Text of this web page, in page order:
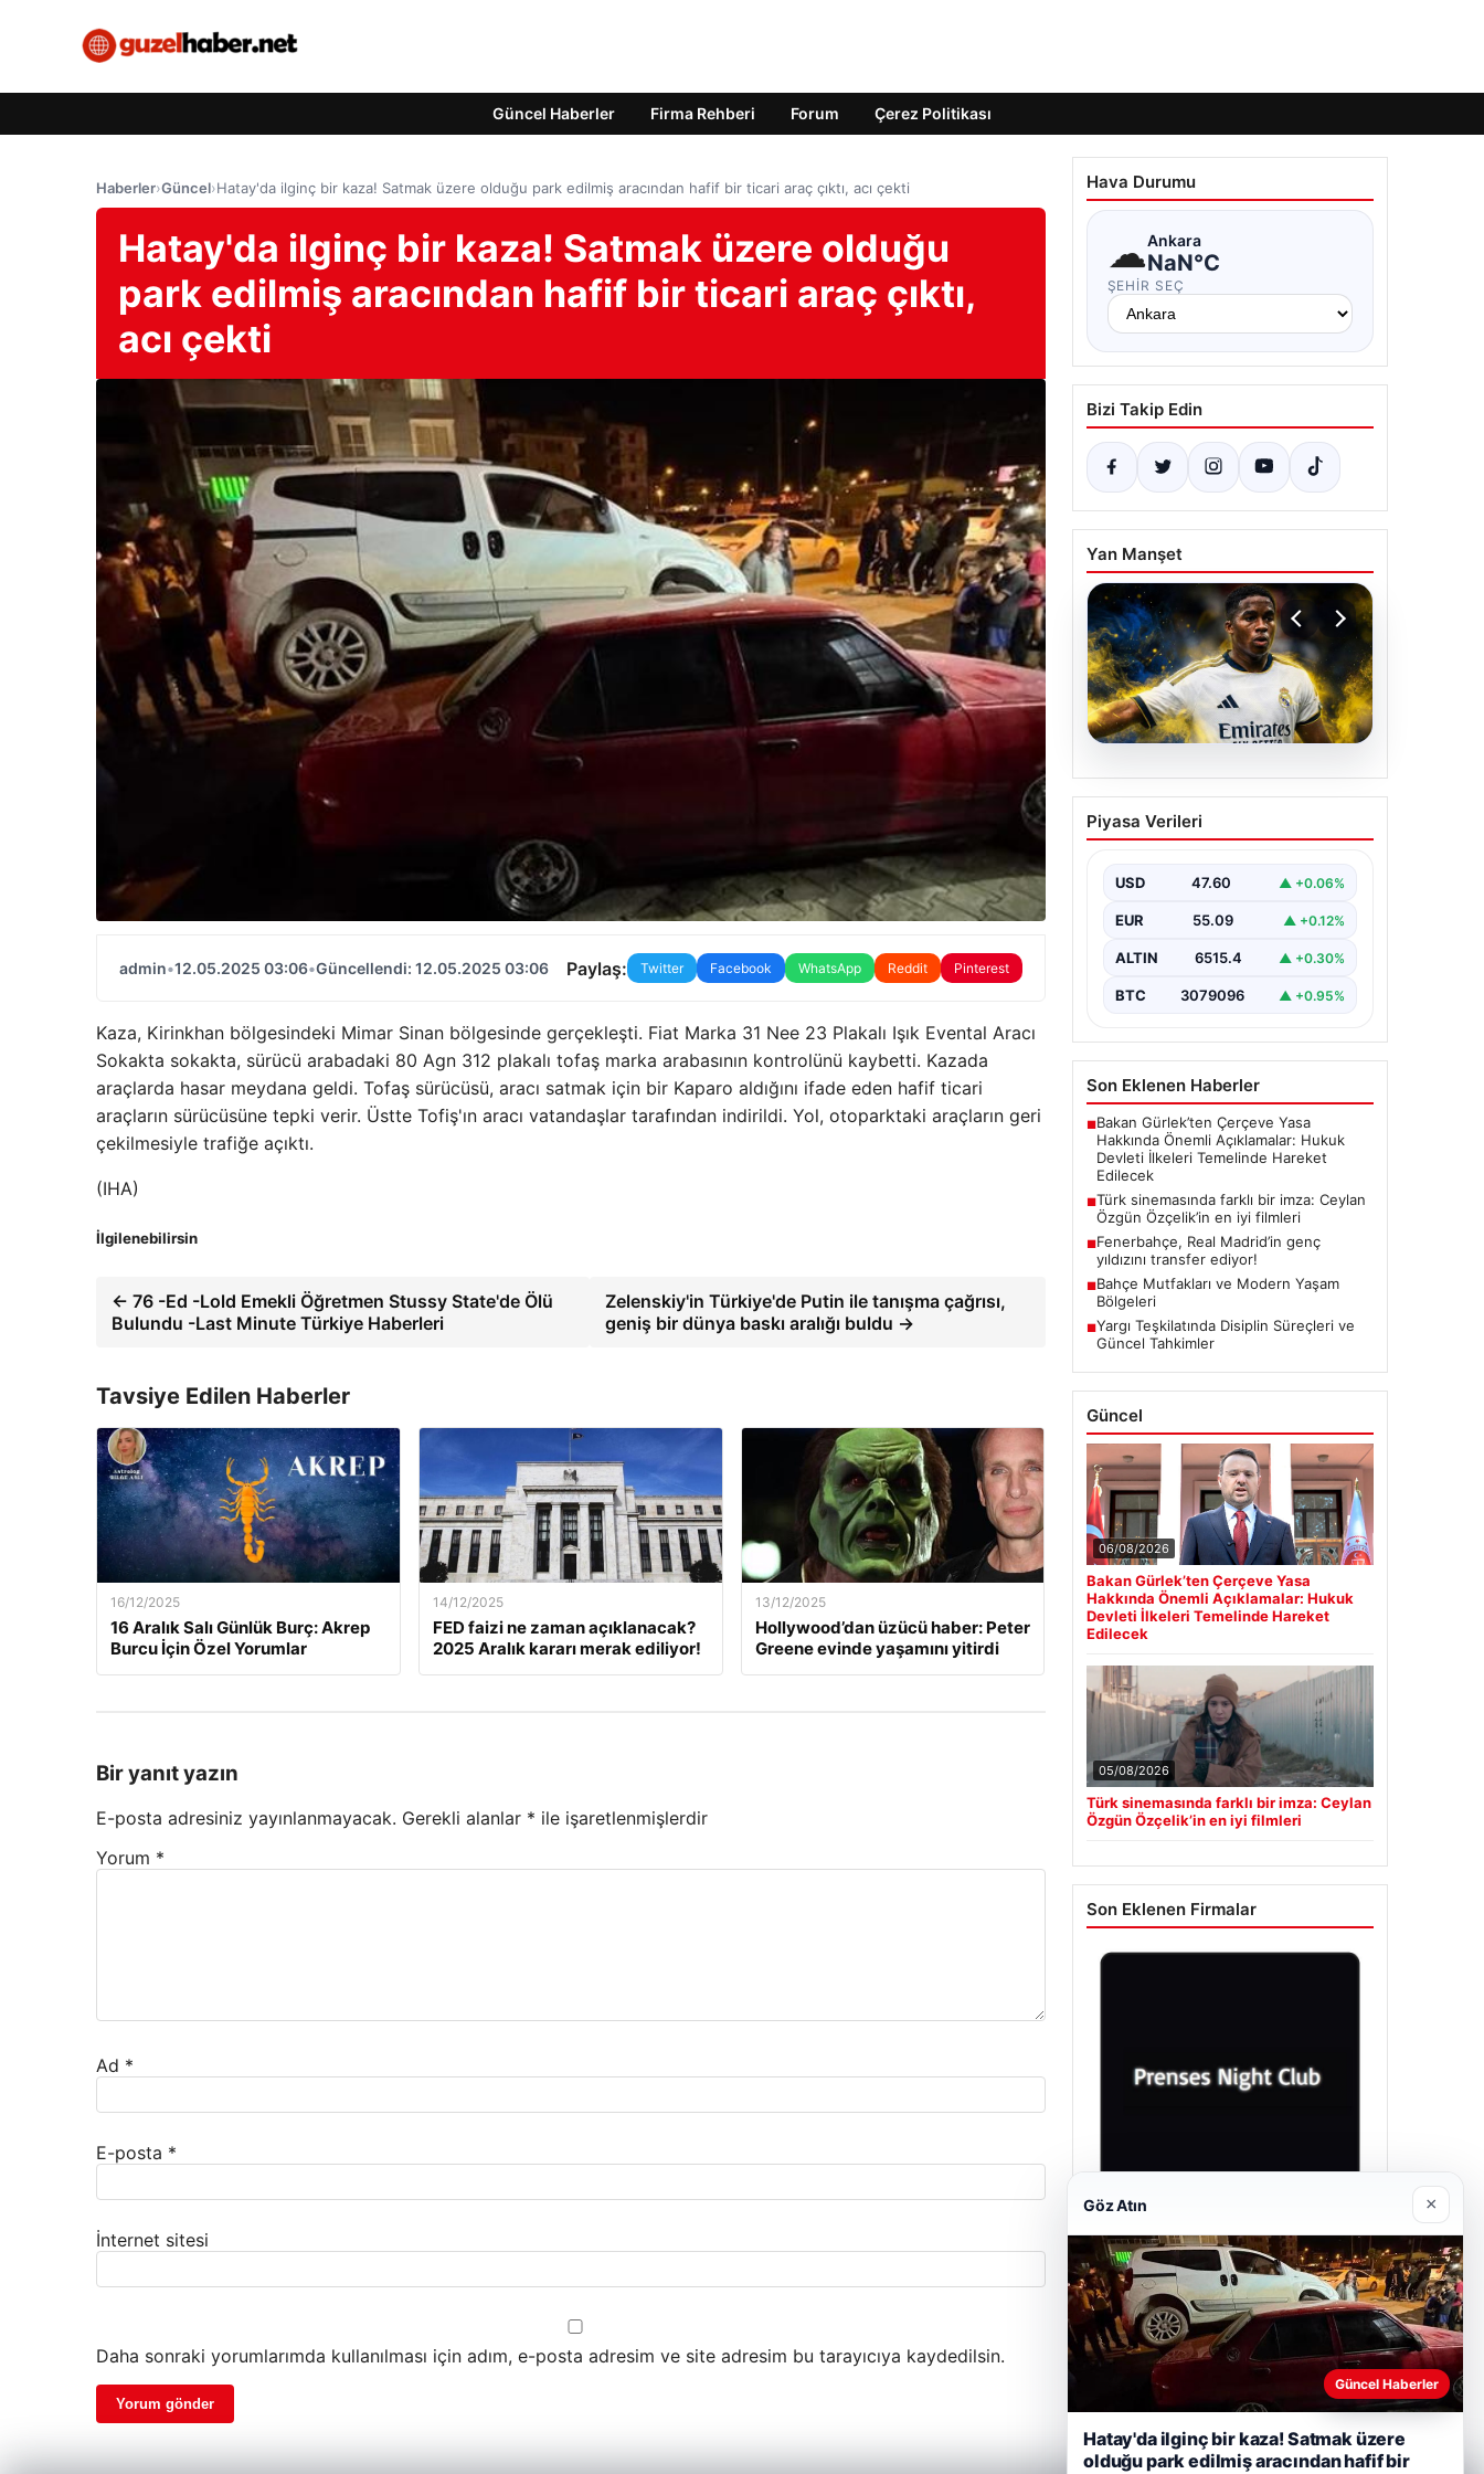
Güncel Haberler Firma Rehberi Forum Çerez Politikası
Haberler›Güncel›Hatay'da ilginç bir kaza! Satmak üzere olduğu park edilmiş aracından hafif bir ticari araç çıktı, acı çekti
Hatay'da ilginç bir kaza! Satmak üzere olduğu
park edilmiş aracından hafif bir ticari araç çıktı,
acı çekti
admin•12.05.2025 03:06•Güncellendi: 12.05.2025 03:06 Paylaş: Twitter Facebook WhatsApp Reddit Pinterest
Kaza, Kirinkhan bölgesindeki Mimar Sinan bölgesinde gerçekleşti. Fiat Marka 31 Nee 23 Plakalı Işık Evental Aracı
Sokakta sokakta, sürücü arabadaki 80 Agn 312 plakalı tofaş marka arabasının kontrolünü kaybetti. Kazada
araçlarda hasar meydana geldi. Tofaş sürücüsü, aracı satmak için bir Kaparo aldığını ifade eden hafif ticari
araçların sürücüsüne tepki verir. Üstte Tofiş'ın aracı vatandaşlar tarafından indirildi. Yol, otoparktaki araçların geri
çekilmesiyle trafiğe açıktı.
(IHA)
İlgilenebilirsin
← 76 -Ed -Lold Emekli Öğretmen Stussy State'de Ölü
Bulundu -Last Minute Türkiye Haberleri
Zelenskiy'in Türkiye'de Putin ile tanışma çağrısı,
geniş bir dünya baskı aralığı buldu →
Tavsiye Edilen Haberler
16/12/2025
16 Aralık Salı Günlük Burç: Akrep
Burcu İçin Özel Yorumlar
14/12/2025
FED faizi ne zaman açıklanacak?
2025 Aralık kararı merak ediliyor!
13/12/2025
Hollywood’dan üzücü haber: Peter
Greene evinde yaşamını yitirdi
Bir yanıt yazın
E-posta adresiniz yayınlanmayacak. Gerekli alanlar * ile işaretlenmişlerdir
Yorum *
Ad *
E-posta *
İnternet sitesi
Daha sonraki yorumlarımda kullanılması için adım, e-posta adresim ve site adresim bu tarayıcıya kaydedilsin.
Hava Durumu
☁Ankara
NaN°C
ŞEHIR SEÇ
Bizi Takip Edin
Yan Manşet
05.08.2026
Fenerbahçe, Real
Madrid’in genç yıldızını
Piyasa Verileri
USD 47.60 ▲ +0.06%
EUR 55.09 ▲ +0.12%
ALTIN 6515.4 ▲ +0.30%
BTC 3079096 ▲ +0.95%
Son Eklenen Haberler
■Bakan Gürlek’ten Çerçeve Yasa
Hakkında Önemli Açıklamalar: Hukuk
Devleti İlkeleri Temelinde Hareket
Edilecek
■Türk sinemasında farklı bir imza: Ceylan
Özgün Özçelik’in en iyi filmleri
■Fenerbahçe, Real Madrid’in genç
yıldızını transfer ediyor!
■Bahçe Mutfakları ve Modern Yaşam
Bölgeleri
■Yargı Teşkilatında Disiplin Süreçleri ve
Güncel Tahkimler
Güncel
06/08/2026
Bakan Gürlek’ten Çerçeve Yasa
Hakkında Önemli Açıklamalar: Hukuk
Devleti İlkeleri Temelinde Hareket
Edilecek
05/08/2026
Türk sinemasında farklı bir imza: Ceylan
Özgün Özçelik’in en iyi filmleri
Son Eklenen Firmalar
Prenses Night Club
29/04/2026
Göz Atın ×
Güncel Haberler
Hatay'da ilginç bir kaza! Satmak üzere
olduğu park edilmiş aracından hafif bir